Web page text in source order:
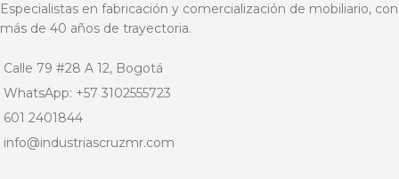
Especialistas en fabricación y comercialización de mobiliario, con
más de 40 años de trayectoria.
Calle 79 #28 A 12, Bogotá
WhatsApp: +57 3102555723
601 2401844
info@industriascruzmr.com